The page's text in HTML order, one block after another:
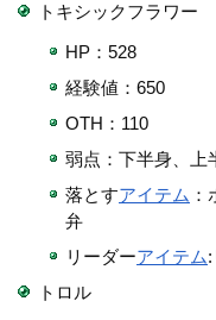
トキシックフラワー
HP：528
経験値：650
OTH：110
弱点：下半身、上
落とすアイテム
弁
リーダーアイテム
トロル